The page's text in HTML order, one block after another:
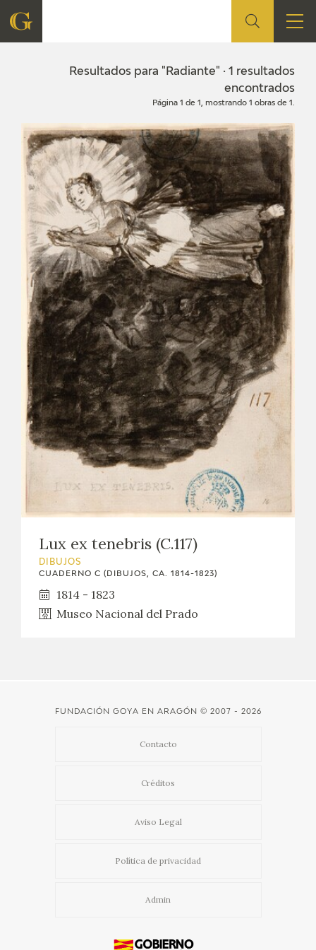
FUNDACIÓN
CENTRO DE INVESTIGACIÓN Y DOCUMENTACIÓN
ACCIÓN CORPORATIVA
SEDE
CONTACTO
PROGRAMACIÓN
EXPOSICIONES
ACTIVIDADES
ACTUALIDAD
SALA DE PRENSA
BLOG CUADERNO ITALIANO
BIOGRAFÍA
EL VIAJE DE GOYA
Resultados para "Radiante" · 1 resultados
encontrados
Página 1 de 1, mostrando 1 obras de 1.
Lux ex tenebris (C.117)
DIBUJOS
CUADERNO C (DIBUJOS, CA. 1814-1823)
1814 - 1823
Museo Nacional del Prado
FUNDACIÓN GOYA EN ARAGÓN © 2007 - 2026
Contacto
Créditos
Aviso Legal
Política de privacidad
Admin